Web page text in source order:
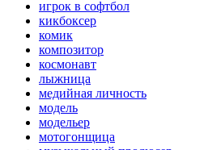
игрок в софтбол
кикбоксер
комик
композитор
космонавт
лыжница
медийная личность
модель
модельер
мотогонщица